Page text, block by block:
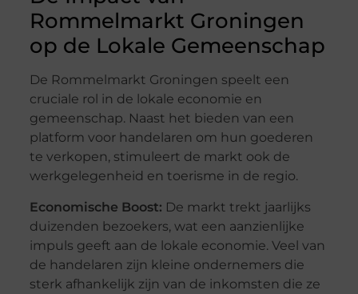
Rommelmarkt Groningen
op de Lokale Gemeenschap
De Rommelmarkt Groningen speelt een
cruciale rol in de lokale economie en
gemeenschap. Naast het bieden van een
platform voor handelaren om hun goederen
te verkopen, stimuleert de markt ook de
werkgelegenheid en toerisme in de regio.
Economische Boost: De markt trekt jaarlijks
duizenden bezoekers, wat een aanzienlijke
impuls geeft aan de lokale economie. Veel van
de handelaren zijn kleine ondernemers die
sterk afhankelijk zijn van de inkomsten die ze